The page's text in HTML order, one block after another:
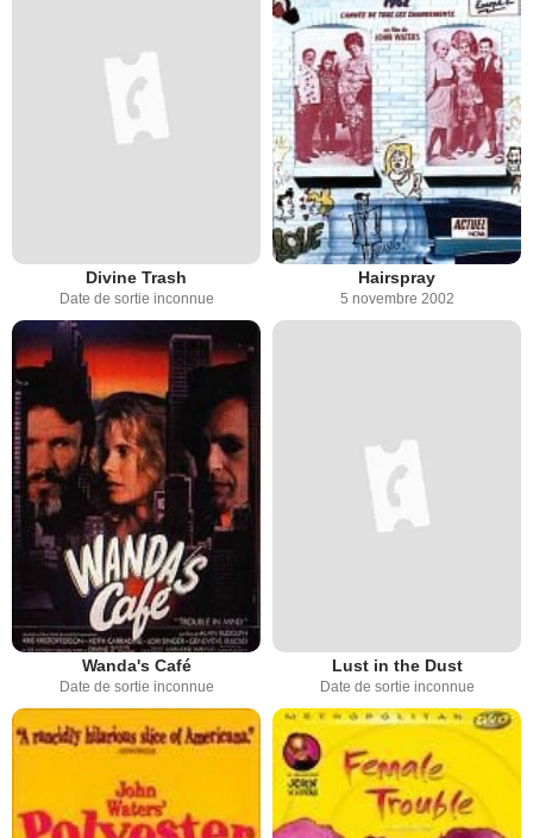
Divine Trash
Date de sortie inconnue
Hairspray
5 novembre 2002
Wanda's Café
Date de sortie inconnue
Lust in the Dust
Date de sortie inconnue